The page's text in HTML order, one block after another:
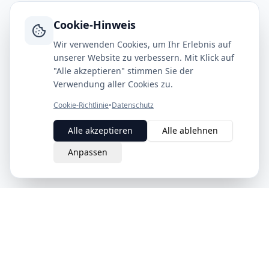
Cookie-Hinweis
Wir verwenden Cookies, um Ihr Erlebnis auf
unserer Website zu verbessern. Mit Klick auf
"Alle akzeptieren" stimmen Sie der
Verwendung aller Cookies zu.
Cookie-Richtlinie•Datenschutz
Alle akzeptieren
Alle ablehnen
Anpassen